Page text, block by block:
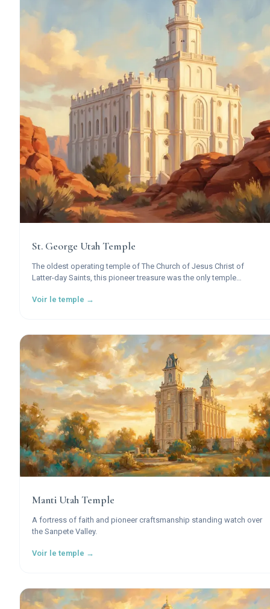
St. George Utah Temple
The oldest operating temple of The Church of Jesus Christ of
Latter-day Saints, this pioneer treasure was the only temple
stands as a monument to faith in Utah's red rock country.
Voir le temple →
Manti Utah Temple
A fortress of faith and pioneer craftsmanship standing watch over
the Sanpete Valley.
Voir le temple →